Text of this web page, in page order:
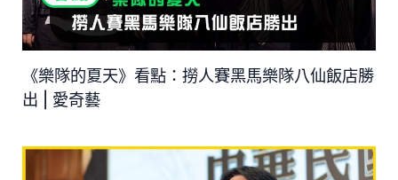
《樂隊的夏天》看點：撈人賽黑馬樂隊八仙飯店勝
出 | 愛奇藝